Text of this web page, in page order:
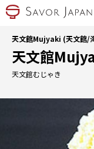
天文館Mujyaki (天文館/
天文館
天文館むじゃき